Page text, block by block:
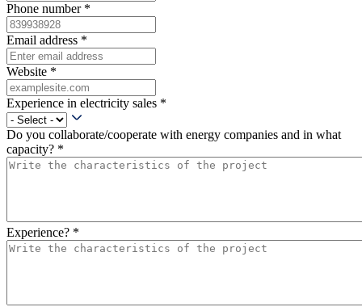
Phone number *
Email address *
Website *
Experience in electricity sales *
Do you collaborate/cooperate with energy companies and in what
capacity? *
Experience? *